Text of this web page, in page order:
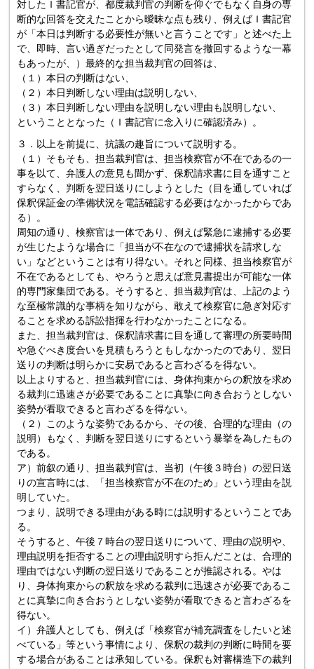
対したＩ書記官が、都度裁判官の判断を仰ぐでもなく自身の専
断的な回答を交えたことから曖昧な点も残り、例えばＩ書記官
が「本日は判断する必要性が無いと言うことです」と述べた上
で、即時、言い過ぎだったとして同発言を撤回するような一幕
もあったが、）最終的な担当裁判官の回答は、
（１）本日の判断はない、
（２）本日判断しない理由は説明しない、
（３）本日判断しない理由を説明しない理由も説明しない、
ということとなった（Ｉ書記官に念入りに確認済み）。
３．以上を前提に、抗議の趣旨について説明する。
（１）そもそも、担当裁判官は、担当検察官が不在であるの一
事を以て、弁護人の意見も聞かず、保釈請求書に目を通すこと
すらなく、判断を翌日送りにしようとした（目を通していれば
保釈保証金の準備状況を電話確認する必要はなかったからであ
る）。
周知の通り、検察官は一体であり、例えば緊急に逮捕する必要
が生じたような場合に「担当が不在なので逮捕状を請求しな
い」などということは有り得ない。それと同様、担当検察官が
不在であるとしても、やろうと思えば意見書提出が可能な一体
的専門家集団である。そうすると、担当裁判官は、上記のよう
な至極常識的な事柄を知りながら、敢えて検察官に急ぎ対応す
ることを求める訴訟指揮を行わなかったことになる。
また、担当裁判官は、保釈請求書に目を通して審理の所要時間
や急ぐべき度合いを見積もろうともしなかったのであり、翌日
送りの判断は明らかに安易であると言わざるを得ない。
以上よりすると、担当裁判官には、身体拘束からの釈放を求め
る裁判に迅速さが必要であることに真摯に向き合おうとしない
姿勢が看取できると言わざるを得ない。
（２）このような姿勢であるから、その後、合理的な理由（の
説明）もなく、判断を翌日送りにするという暴挙を為したもの
である。
ア）前叙の通り、担当裁判官は、当初（午後３時台）の翌日送
りの宣言時には、「担当検察官が不在のため」という理由を説
明していた。
つまり、説明できる理由がある時には説明するということであ
る。
そうすると、午後７時台の翌日送りについて、理由の説明や、
理由説明を拒否することの理由説明すら拒んだことは、合理的
理由ではない判断の翌日送りであることが推認される。やは
り、身体拘束からの釈放を求める裁判に迅速さが必要であるこ
とに真摯に向き合おうとしない姿勢が看取できると言わざるを
得ない。
イ）弁護人としても、例えば「検察官が補充調査をしたいと述
べている」等という事情により、保釈の裁判の判断に時間を要
する場合があることは承知している。保釈も対審構造下の裁判